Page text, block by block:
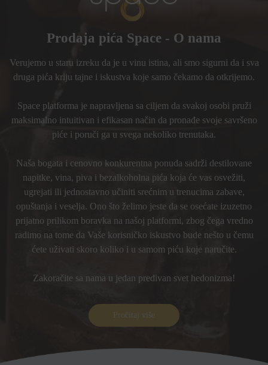
Prodaja pića Space - O nama
Verujemo u staru izreku da je u vinu istina, ali smo sigurni da i sva
druga pića kriju tajne i iskustva koje samo čekamo da otkrijemo.
Space platforma je napravljena sa ciljem da svakoj osobi pruži
maksimalno intuitivan i efikasan način da pronađe svoje savršeno
piće i poruči ga u svega nekoliko trenutaka.
Naša bogata i cenovno konkurentna ponuda sadrži destilovane
napitke, vina, piva i bezalkoholna pića koja će vas osvežiti,
ugrejati ili jednostavno učiniti srećnim u trenucima zabave,
opuštanja i veselja. Ono što želimo jeste da se osećate izuzetno
prijatno prilikom boravka na našoj platformi, zbog čega vredno
radimo na tome da Vaše korisničko iskustvo bude nešto u čemu
ćete uživati skoro koliko i u samom piću koje naručite.
Zakoračite sa nama u jedan predivan svet hedonizma!
Pročitaj više